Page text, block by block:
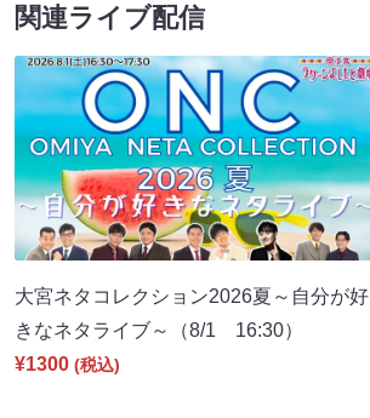
関連ライブ配信
大宮ネタコレクション2026夏～自分が好
きなネタライブ～（8/1 16:30）
¥1300 (税込)